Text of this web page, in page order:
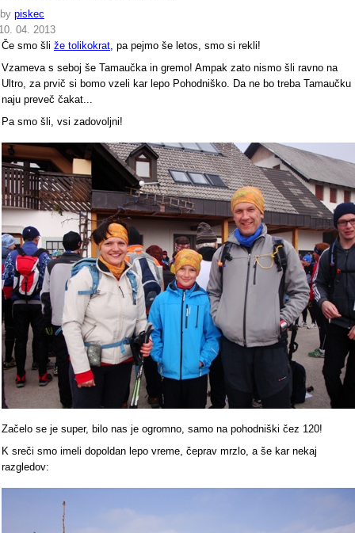
by piskec
04. 2013
Če smo šli že tolikokrat, pa pejmo še letos, smo si rekli!
Vzameva s seboj še Tamaučka in gremo! Ampak zato nismo šli ravno na
Ultro, za prvič si bomo vzeli kar lepo Pohodniško. Da ne bo treba Tamaučku
naju preveč čakat...
Pa smo šli, vsi zadovoljni!
Začelo se je super, bilo nas je ogromno, samo na pohodniški čez 120!
K sreči smo imeli dopoldan lepo vreme, čeprav mrzlo, a še kar nekaj
razgledov: